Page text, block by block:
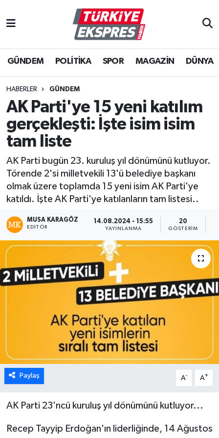
GÜNDEM POLİTİKA SPOR MAGAZİN DÜNYA
HABERLER GÜNDEM
AK Parti'ye 15 yeni katılım
gerçekleşti: İşte isim isim
tam liste
AK Parti bugün 23. kuruluş yıl dönümünü kutluyor.
Törende 2'si milletvekili 13'ü belediye başkanı
olmak üzere toplamda 15 yeni isim AK Parti'ye
katıldı. İşte AK Parti'ye katılanların tam listesi..
MUSA KARAGÖZ
EDITÖR
14.08.2024 - 15:55
YAYINLANMA
20
GÖSTERIM
Paylaş A- A+
AK Parti 23'ncü kuruluş yıl dönümünü kutluyor...
Recep Tayyip Erdoğan'ın liderliğinde, 14 Ağustos
İstanbul Nöbetçi Eczaneler
İstanbul Hava Durumu
İstanbul Namaz Vakitleri
İstanbul Trafik Yoğunluk Haritası
Süper Lig Puan Durumu ve Fikstür
Tüm Manşetler
Son Dakika Haberleri